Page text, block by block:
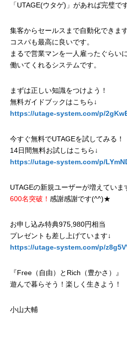
「UTAGE(ウタゲ)」があれば完璧です
集客からセールスまで自動化できます
コスパも最高に良いです。
まるで営業マンを一人雇ったぐらいに
働いてくれるシステムです。
まずは正しい知識をつけよう！
無料ガイドブックはこちら↓
https://utage-system.com/p/
今すぐ無料でUTAGEを試してみる！
14日間無料お試しはこちら↓
https://utage-system.com/p/
UTAGEの新規ユーザーが増えていま
600名突破！ 感謝感謝です(^^)★
お申し込み特典975,980円相当
プレゼントも差し上げています↓
https://utage-system.com/p/
『Free（自由）とRich（豊かさ）』
遊んで暮らそう！楽しく生きよう！
小山大輔